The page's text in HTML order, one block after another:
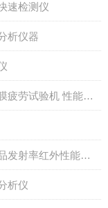
速检测仪
析仪器
人工心脏瓣膜疲劳试验机 性能稳定
全自动纺织品发射率红外性能分析
析仪